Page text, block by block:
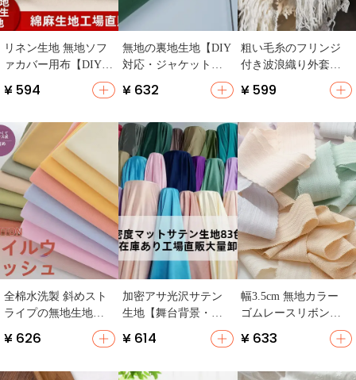
リネン生地 無地ソフ
ァカバー用布【DIY・
キャラメル・手作り
テーブルクロス】
¥ 594
無地の裏地生地【DIY
対応・ジャケットや
¥ 632
粗い毛糸のフリンジ
付き波浪織り外套
【ハンドメイド・DIY
用デコレーション素
¥ 599
全棉水洗製 斜めスト
ライプの無地生地
【柔らかくてDIYやぬ
いぐるみ用】
¥ 626
加密アサ光沢サテン
生地【舞台背景・写
ク・ウェディング
¥ 614
幅3.5cm 無地カラー
ゴムレースリボン
【肌に優しい・ハン
ドメイド服用素材】
¥ 633